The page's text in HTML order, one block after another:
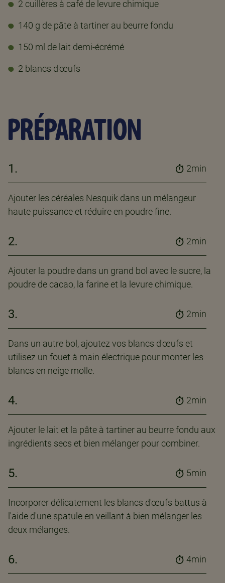
2 cuillères à café de levure chimique
140 g de pâte à tartiner au beurre fondu
150 ml de lait demi-écrémé
2 blancs d'œufs
PRÉPARATION
1. 2min
Ajouter les céréales Nesquik dans un mélangeur
haute puissance et réduire en poudre fine.
2. 2min
Ajouter la poudre dans un grand bol avec le sucre, la
poudre de cacao, la farine et la levure chimique.
3. 2min
Dans un autre bol, ajoutez vos blancs d'œufs et
utilisez un fouet à main électrique pour monter les
blancs en neige molle.
4. 2min
Ajouter le lait et la pâte à tartiner au beurre fondu aux
ingrédients secs et bien mélanger pour combiner.
5. 5min
Incorporer délicatement les blancs d'œufs battus à
l'aide d'une spatule en veillant à bien mélanger les
deux mélanges.
6. 4min